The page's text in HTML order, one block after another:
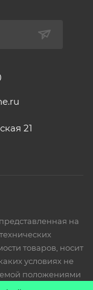
21
на
товаров, носит
условиях не
положениями
РФ.